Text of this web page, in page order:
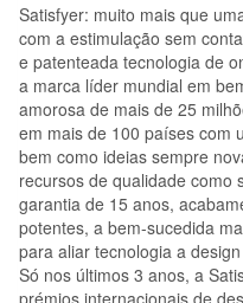
Satisfyer: muito mais que
com a estimulação sem
e patenteada tecnologia de
a marca líder mundial em
amorosa de mais de 25
em mais de 100 países com
bem como ideias sempre
recursos de qualidade como
garantia de 15 anos,
potentes, a bem-sucedida
para aliar tecnologia a
Só nos últimos 3 anos, a
prémios internacionais de